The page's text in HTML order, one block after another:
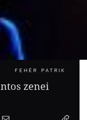
FEHÉR PATRIK
zenei